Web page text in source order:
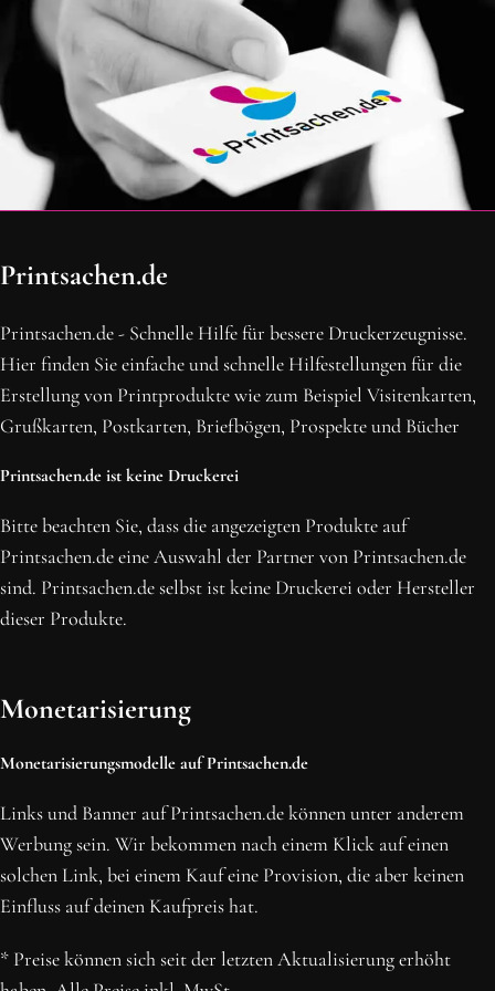
OH SCHON AM ENDE ANGEKOMMEN
BLEIBE MIT UNS IN VERBINDUNG!
Erhalte die neusten Beiträge, sichere dir Top-Angebote und
abonniere unseren Newsletter.
NEWSLETTER ABONNIEREN
Printsachen.de
Printsachen.de - Schnelle Hilfe für bessere Druckerzeugnisse.
Hier finden Sie einfache und schnelle Hilfestellungen für die
Erstellung von Printprodukte wie zum Beispiel Visitenkarten,
Grußkarten, Postkarten, Briefbögen, Prospekte und Bücher
Printsachen.de ist keine Druckerei
Bitte beachten Sie, dass die angezeigten Produkte auf
Printsachen.de eine Auswahl der Partner von Printsachen.de
sind. Printsachen.de selbst ist keine Druckerei oder Hersteller
dieser Produkte.
Monetarisierung
Monetarisierungsmodelle auf Printsachen.de
Links und Banner auf Printsachen.de können unter anderem
Werbung sein. Wir bekommen nach einem Klick auf einen
solchen Link, bei einem Kauf eine Provision, die aber keinen
Einfluss auf deinen Kaufpreis hat.
* Preise können sich seit der letzten Aktualisierung erhöht